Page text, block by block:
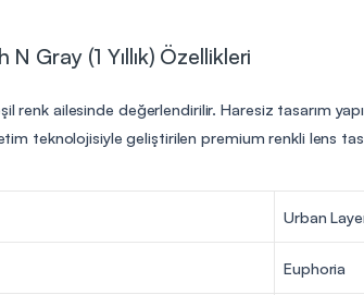
Gray (1 Yıllık) Özellikleri
renk ailesinde değerlendirilir. Haresiz tasarım
teknolojisiyle geliştirilen premium renkli lens
Urban
Euphoria